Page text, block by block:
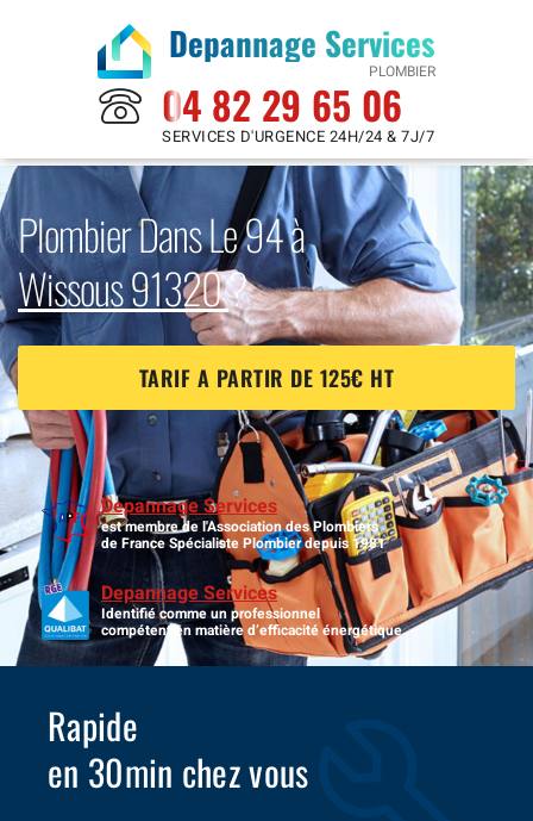
Depannage Services
PLOMBIER
04 82 29 65 06
SERVICES D'URGENCE 24H/24 & 7J/7
Plombier Dans Le 94 à
Wissous 91320?
TARIF A PARTIR DE 125€ HT
Depannage Services
est membre de l'Association des Plombiers
de France Spécialiste Plombier depuis 1981
Depannage Services
Identifié comme un professionnel
compétent en matière d’efficacité énergétique.
Rapide
en 30min chez vous